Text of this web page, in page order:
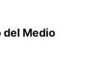
del Medio